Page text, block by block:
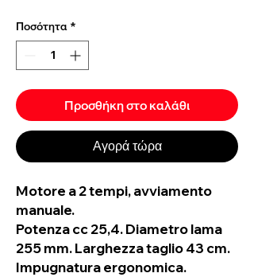
Ποσότητα *
Προσθήκη στο καλάθι
Αγορά τώρα
Motore a 2 tempi, avviamento
manuale.
Potenza cc 25,4. Diametro lama
255 mm. Larghezza taglio 43 cm.
Impugnatura ergonomica.